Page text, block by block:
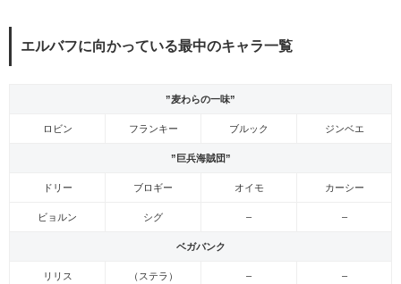
エルバフに向かっている最中のキャラ一覧
”麦わらの一味”
ロビン フランキー ブルック ジンベエ
”巨兵海賊団”
ドリー ブロギー オイモ カーシー
ビョルン シグ – –
ベガバンク
リリス （ステラ） – –